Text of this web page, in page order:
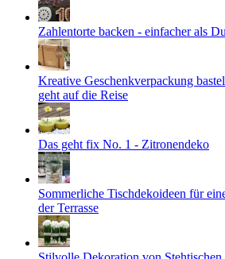
Zahlentorte backen - einfacher als
Kreative Geschenkverpackung
geht auf die Reise
Das geht fix No. 1 - Zitronendeko
Sommerliche Tischdekoideen für
der Terrasse